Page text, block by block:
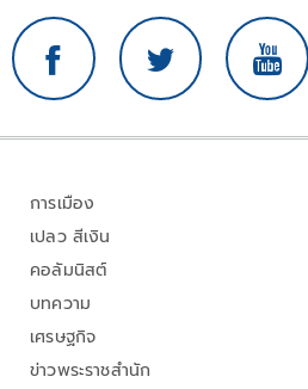
การเมือง
เปลว สีเงิน
คอลัมนิสต์
บทความ
เศรษฐกิจ
ข่าวพระราชสำนัก